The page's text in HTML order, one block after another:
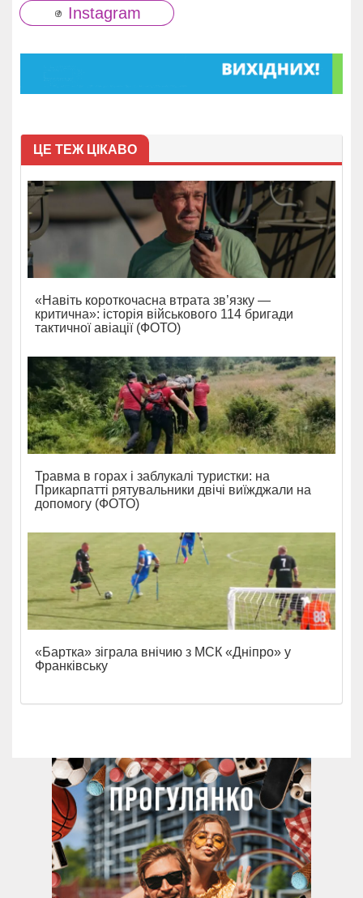
Instagram
ЦЕ ТЕЖ ЦІКАВО
«Навіть короткочасна втрата зв’язку —
критична»: історія військового 114 бригади
тактичної авіації (ФОТО)
Травма в горах і заблукалі туристки: на
Прикарпатті рятувальники двічі виїжджали на
допомогу (ФОТО)
«Бартка» зіграла внічию з МСК «Дніпро» у
Франківську